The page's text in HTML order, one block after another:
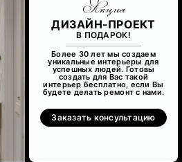
Акция
ДИЗАЙН-ПРОЕКТ
В ПОДАРОК!
Более 30 лет мы создаем
уникальные интерьеры для
успешных людей. Готовы
создать для Вас такой
интерьер бесплатно, если Вы
будете делать ремонт с нами.
Заказать консультацию